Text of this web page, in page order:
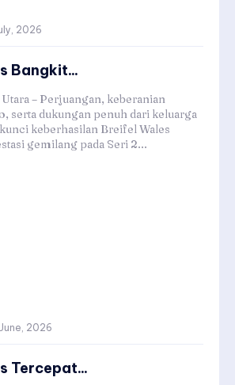
2026
Bangkit...
– Perjuangan, keberanian
serta dukungan penuh dari keluarga
keberhasilan Breifel Wales
gemilang pada Seri 2...
2026
Tercepat...